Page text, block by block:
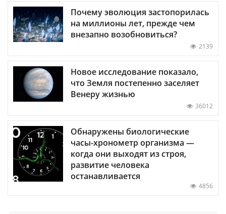
Почему эволюция застопорилась
на миллионы лет, прежде чем
внезапно возобновиться?
2139
Новое исследование показало,
что Земля постепенно заселяет
Венеру жизнью
36012
Обнаружены биологические
часы-хронометр организма —
когда они выходят из строя,
развитие человека
останавливается
4856